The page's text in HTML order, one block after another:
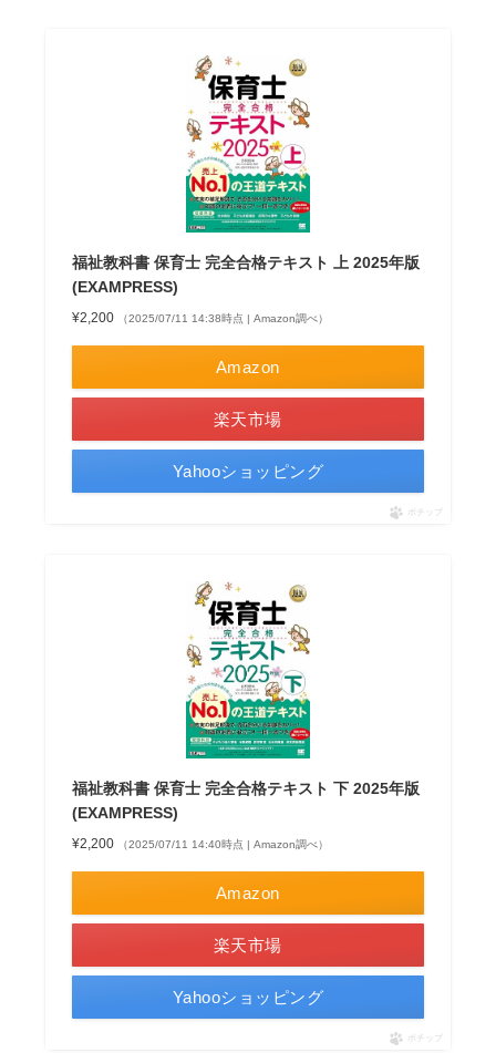
福祉教科書 保育士 完全合格テキスト 上 2025年版
(EXAMPRESS)
¥2,200 （2025/07/11 14:38時点 | Amazon調べ）
Amazon
楽天市場
Yahooショッピング
ポチップ
福祉教科書 保育士 完全合格テキスト 下 2025年版
(EXAMPRESS)
¥2,200 （2025/07/11 14:40時点 | Amazon調べ）
Amazon
楽天市場
Yahooショッピング
ポチップ